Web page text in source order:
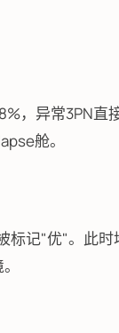
，异常3PN直
舱。
标记"优"。此